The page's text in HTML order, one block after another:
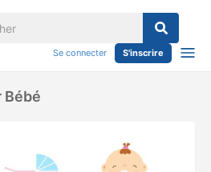
Se connecter S'inscrire
Bébé